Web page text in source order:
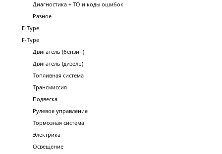
Диагностика + ТО и коды ошибок
Разное
E-Type
F-Type
Двигатель (бензин)
Двигатель (дизель)
Топливная система
Трансмиссия
Подвеска
Рулевое управление
Тормозная система
Электрика
Освещение